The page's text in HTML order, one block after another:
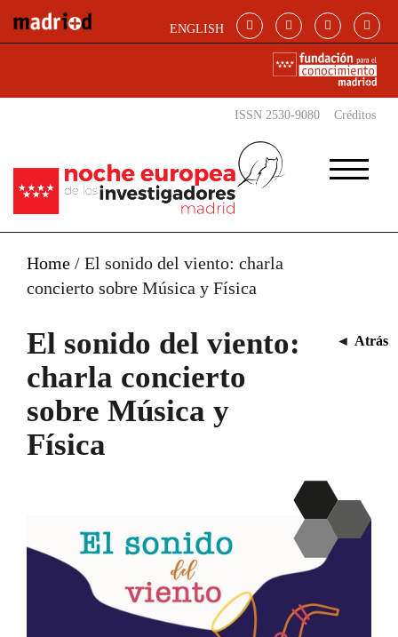
ENGLISH
ISSN 2530-9080 Créditos
Home / El sonido del viento: charla
concierto sobre Música y Física
El sonido del viento:
charla concierto
sobre Música y
Física
◄ Atrás